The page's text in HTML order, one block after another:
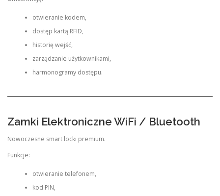
otwieranie kodem,
dostęp kartą RFID,
historię wejść,
zarządzanie użytkownikami,
harmonogramy dostępu.
Zamki Elektroniczne WiFi / Bluetooth
Nowoczesne smart locki premium.
Funkcje:
otwieranie telefonem,
kod PIN,